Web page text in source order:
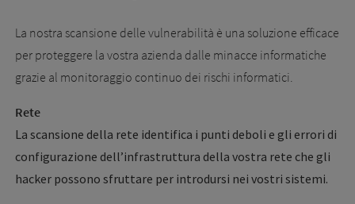
La nostra scansione delle vulnerabilità è una soluzione efficace
per proteggere la vostra azienda dalle minacce informatiche
grazie al monitoraggio continuo dei rischi informatici.
Rete
La scansione della rete identifica i punti deboli e gli errori di
configurazione dell’infrastruttura della vostra rete che gli
hacker possono sfruttare per introdursi nei vostri sistemi.